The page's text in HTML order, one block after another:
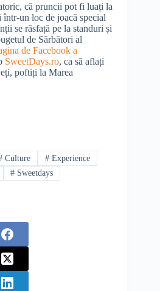
că pruncii pot fi luați la
un loc de joacă special
se răsfață pe la standuri și
de Sărbători al
de Facebook a
SweetDays.ro, ca să aflați
poftiți la Marea
Culture # Experience
# Sweetdays